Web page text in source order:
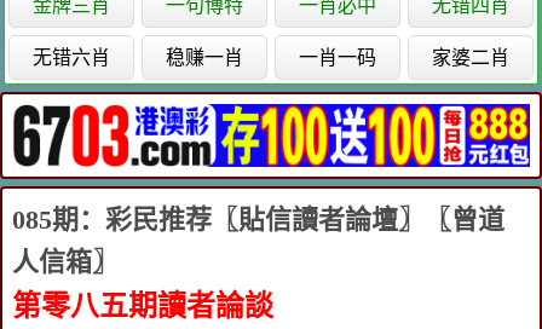
金牌三肖 一句博特 一肖必中 无错四肖
无错六肖 稳赚一肖 一肖一码 家婆二肖
085期：彩民推荐〖貼信讀者論壇〗〖曾道
人信箱〗
第零八五期讀者論談